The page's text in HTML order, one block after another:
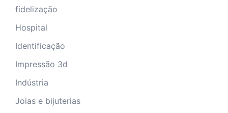
fidelização
Hospital
Identificação
Impressão 3d
Indústria
Joias e bijuterias